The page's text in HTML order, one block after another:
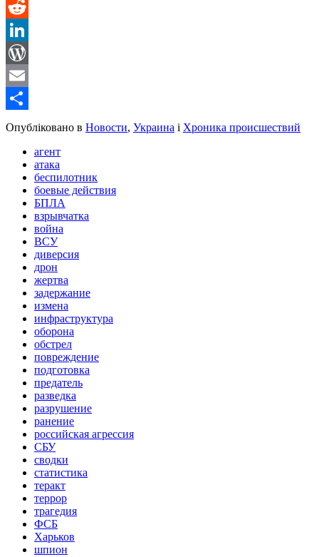
Message
Reddit
LinkedIn
WordPress
Email
Share
Опубліковано в Новости, Украина і Хроника происшествий
агент
атака
беспилотник
боевые действия
БПЛА
взрывчатка
война
ВСУ
диверсия
дрон
жертва
задержание
измена
инфраструктура
оборона
обстрел
повреждение
подготовка
предатель
разведка
разрушение
ранение
российская агрессия
СБУ
сводки
статистика
теракт
террор
трагедия
ФСБ
Харьков
шпион